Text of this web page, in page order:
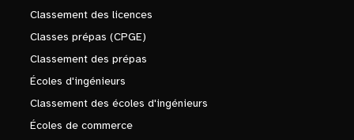
Classement des licences
Classes prépas (CPGE)
Classement des prépas
Écoles d'ingénieurs
Classement des écoles d'ingénieurs
Écoles de commerce